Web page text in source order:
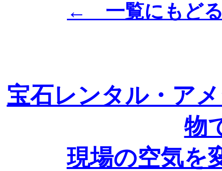
← 一覧にもどる
宝石レンタル・ア
物
現場の空気を